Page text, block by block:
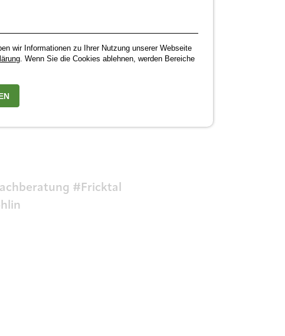
#Fricktal
wir Informationen zu Ihrer Nutzung unserer Webseite
. Wenn Sie die Cookies ablehnen, werden Bereiche